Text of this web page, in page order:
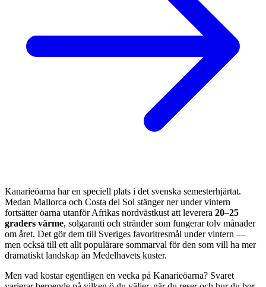
Kanarieöarna har en speciell plats i det svenska semesterhjärtat.
Medan Mallorca och Costa del Sol stänger ner under vintern
fortsätter öarna utanför Afrikas nordvästkust att leverera 20–25
graders värme, solgaranti och stränder som fungerar tolv månader
om året. Det gör dem till Sveriges favoritresmål under vintern —
men också till ett allt populärare sommarval för den som vill ha mer
dramatiskt landskap än Medelhavets kuster.
Men vad kostar egentligen en vecka på Kanarieöarna? Svaret